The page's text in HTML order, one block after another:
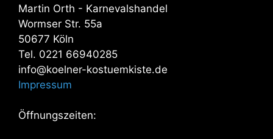
Martin Orth - Karnevalshandel
Wormser Str. 55a
50677 Köln
Tel. 0221 66940285
info@koelner-kostuemkiste.de
Impressum
Öffnungszeiten: